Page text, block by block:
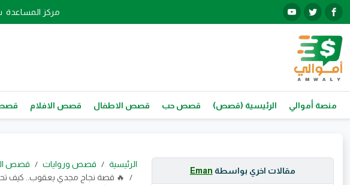
مركز المساعدة
منصة أموالي الرئيسية (قصص) قصص حب قصص الاطفال قصص الافلام
مقالات اخري بواسطة Eman
الرئيسية قصص وروايات
قصص
🔥 قصة نجاح مجدي يعقوب.. كيف